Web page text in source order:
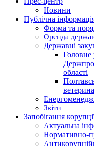
Новини
Публічна
Форма та
Оренда
Державні
Головне
області
Звіти
Запобігання
Актуальна
Нормативно-